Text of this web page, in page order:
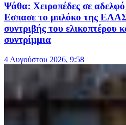
Ψάθα: Χειροπέδες σε
Εσπασε το μπλόκο της
συντριβής του ελικοπτέρου
συντρίμμια
4 Αυγούστου 2026, 9:58